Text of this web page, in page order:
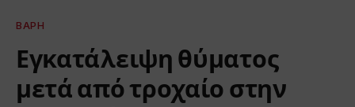
ΒΆΡΗ
Εγκατάλειψη θύματος
μετά από τροχαίο στην